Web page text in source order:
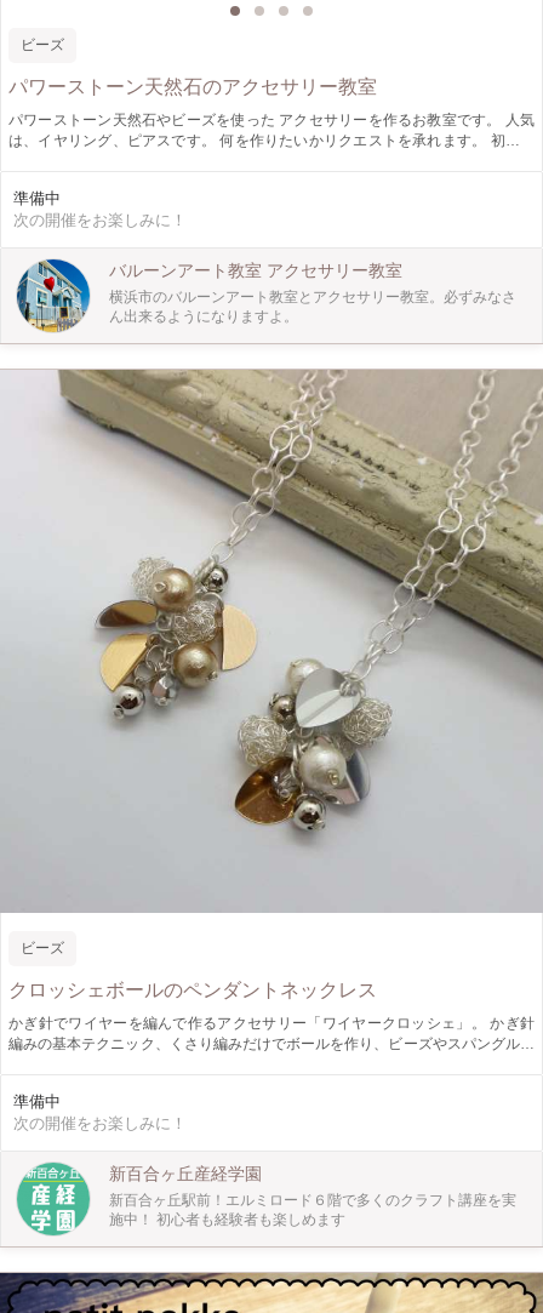
ビーズ
パワーストーン天然石のアクセサリー教室
パワーストーン天然石やビーズを使った アクセサリーを作るお教室です。 人気
は、イヤリング、ピアスです。 何を作りたいかリクエストを承れます。 初心者
色で癒されますよ。
準備中
次の開催をお楽しみに！
バルーンアート教室 アクセサリー教室
横浜市のバルーンアート教室とアクセサリー教室。必ずみなさ
ん出来るようになりますよ。
ビーズ
クロッシェボールのペンダントネックレス
かぎ針でワイヤーを編んで作るアクセサリー「ワイヤークロッシェ」。 かぎ針
編みの基本テクニック、くさり編みだけでボールを作り、ビーズやスパングルと
（ブラウン、シルバー）、お申し込み時にご指定下さい。 初めての方でもかぎ
針の持ち方からお教えしますので、どなたでもお気軽にお申込みください。 サ
ロッシェ」定期講座は毎月第3日曜日午前10時30分～12時30分。基礎から学べ
るやさしいレッスンです。
準備中
次の開催をお楽しみに！
新百合ヶ丘産経学園
新百合ヶ丘駅前！エルミロード６階で多くのクラフト講座を実
施中！ 初心者も経験者も楽しめます